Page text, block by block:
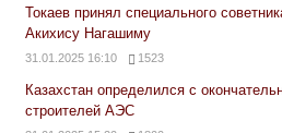
Токаев принял специального
Акихису Нагашиму
31.01.2025 16:10 1523
Казахстан определился с
строителей АЭС